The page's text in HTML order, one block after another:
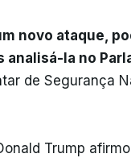
novo ataque,
analisá-la no
de Segurança
Trump